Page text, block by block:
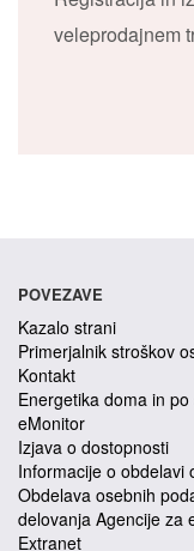
veleprodajnem
POVEZAVE
Kazalo strani
Primerjalnik stroškov
Kontakt
Energetika doma in po
eMonitor
Izjava o dostopnosti
Informacije o obdelavi
Obdelava osebnih
delovanja Agencije za
Extranet